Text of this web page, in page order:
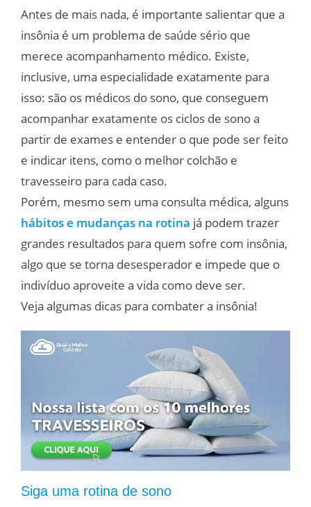
Antes de mais nada, é importante salientar que a
insônia é um problema de saúde sério que
merece acompanhamento médico. Existe,
inclusive, uma especialidade exatamente para
isso: são os médicos do sono, que conseguem
acompanhar exatamente os ciclos de sono a
partir de exames e entender o que pode ser feito
e indicar itens, como o melhor colchão e
travesseiro para cada caso.
Porém, mesmo sem uma consulta médica, alguns
hábitos e mudanças na rotina já podem trazer
grandes resultados para quem sofre com insônia,
algo que se torna desesperador e impede que o
indivíduo aproveite a vida como deve ser.
Veja algumas dicas para combater a insônia!
Siga uma rotina de sono